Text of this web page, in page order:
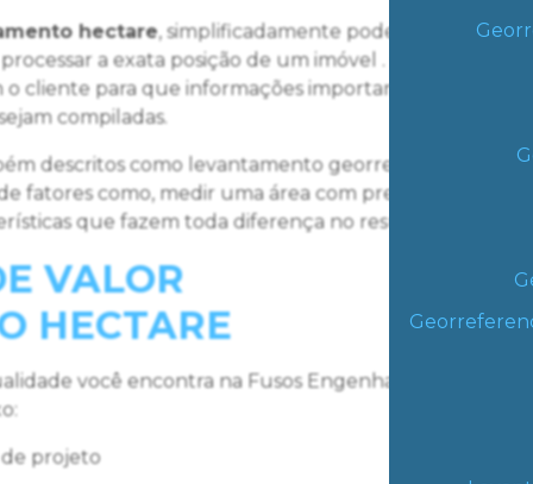
hectare, simplificadamente podemos falar que
a exata posição de um imóvel . Colocando de
cliente para que informações importantes não faltem
compiladas.
descritos como levantamento georreferenciado,
como, medir uma área com precisão e
que fazem toda diferença no resultado final.
VALOR
HECTARE
você encontra na Fusos Engenharia e
de projeto